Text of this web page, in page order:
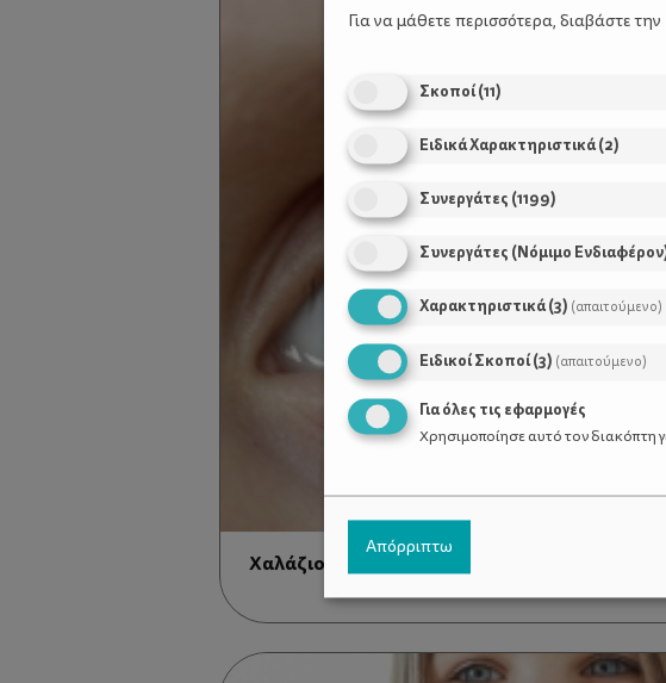
Χαλάζιο ή κριθαράκι; Ιδού η απορία
Για να μάθετε περισσότερα, διαβάστε την
Σκοποί(11)
Ειδικά Χαρακτηριστικά(2)
Συνεργάτες (1199)
Συνεργάτες (Νόμιμο
Χαρακτηριστικά(3) (απαιτούμενο)
Ειδικοί Σκοποί(3) (απαιτούμενο)
Για όλες τις εφαρμογές
Χρησιμοποίησε αυτό τον διακόπτη
Απόρριπτω